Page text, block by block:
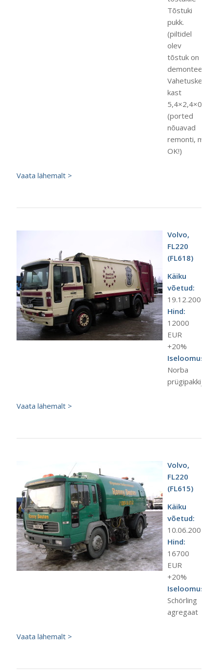
Tõstuki
pukk.
(piltidel
olev
tõstuk on
Vahetuskere
kast
5,4×2,4×0,6
(ported
nõuavad
remonti, muidu
OK!)
Vaata lähemalt >
Volvo,
FL220
(FL618)
Käiku
võetud:
19.12.2001.a.
Hind:
12000
EUR
+20%
Iseloomustus:
Norba
prügipakkija
Vaata lähemalt >
Volvo,
FL220
(FL615)
Käiku
võetud:
10.06.2001.a.
Hind:
16700
EUR
+20%
Iseloomustus:
Schörling
agregaat
Vaata lähemalt >